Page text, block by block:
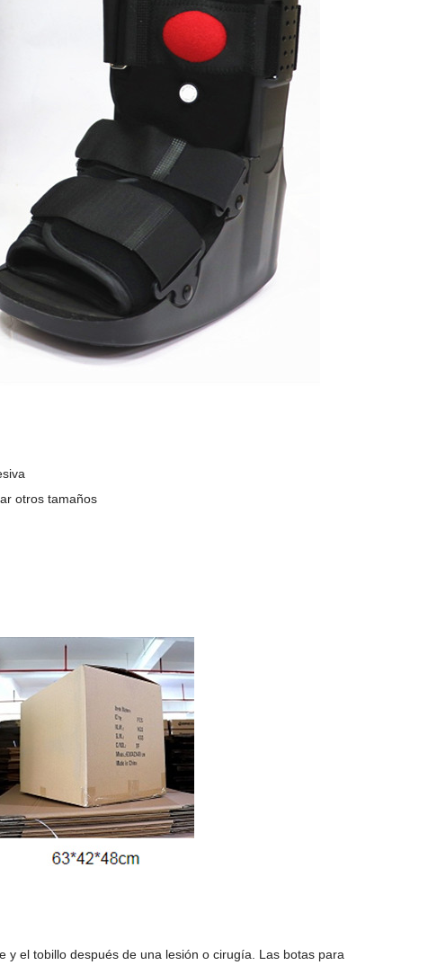
otros tamaños
el tobillo después de una lesión o cirugía. Las botas para